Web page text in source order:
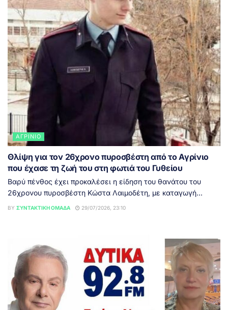
ΑΓΡΊΝΙΟ
Θλίψη για τον 26χρονο πυροσβέστη από το Αγρίνιο
που έχασε τη ζωή του στη φωτιά του Γυθείου
Βαρύ πένθος έχει προκαλέσει η είδηση του θανάτου του
26χρονου πυροσβέστη Κώστα Λαιμοδέτη, με καταγωγή...
BY ΣΥΝΤΑΚΤΙΚΉ ΟΜΆΔΑ 29/07/2026, 23:10